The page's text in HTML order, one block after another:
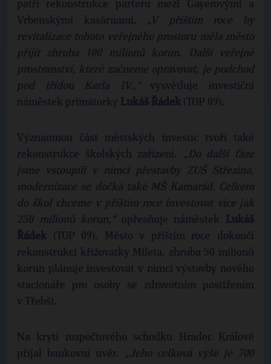
patří rekonstrukce parteru mezi Gayerovými a
Vrbenskými kasárnami. „V příštím roce by
revitalizace tohoto veřejného prostoru měla město
přijít zhruba 100 milionů korun. Další veřejné
prostranství, které začneme opravovat, je podchod
pod třídou Karla IV.,“vysvětluje investiční
náměstek primátorky Lukáš Řádek (TOP 09).
Významnou část městských investic tvoří také
rekonstrukce školských zařízení.
„Do další fáze
jsme vstoupili v rámci přestavby ZUŠ Střezina,
modernizace se dočká také MŠ Kamarád. Celkem
do škol chceme v příštím roce investovat více jak
250 milionů korun,“upřesňuje náměstek
Lukáš
Řádek (TOP 09). Město v příštím roce dokončí
rekonstrukci křižovatky Mileta, zhruba 50 milionů
korun plánuje investovat v rámci výstavby nového
stacionáře pro osoby se zdravotním postižením
v Třebši.
Na krytí rozpočtového schodku Hradec Králové
přijal bankovní úvěr.
„Jeho celková výše je 700